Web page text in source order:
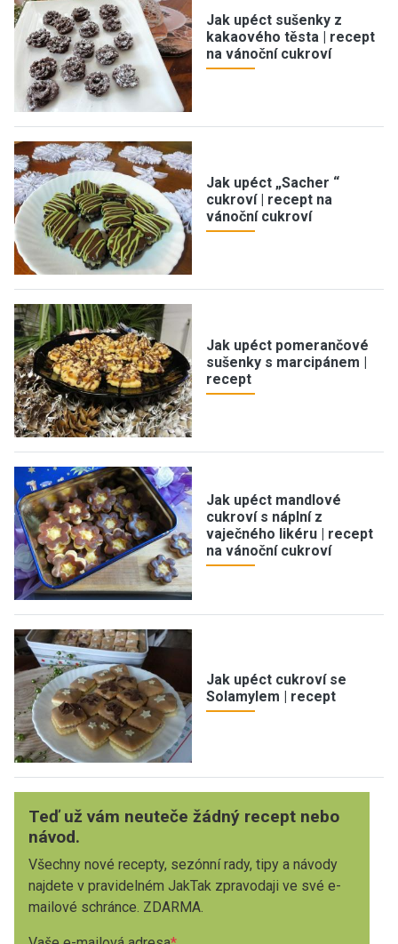
Jak upéct sušenky z
kakaového těsta | recept
na vánoční cukroví
Jak upéct „Sacher “
cukroví | recept na
vánoční cukroví
Jak upéct pomerančové
sušenky s marcipánem |
recept
Jak upéct mandlové
cukroví s náplní z
vaječného likéru | recept
na vánoční cukroví
Jak upéct cukroví se
Solamylem | recept
Teď už vám neuteče žádný recept nebo
návod.
Všechny nové recepty, sezónní rady, tipy a návody
najdete v pravidelném JakTak zpravodaji ve své e-
mailové schránce. ZDARMA.